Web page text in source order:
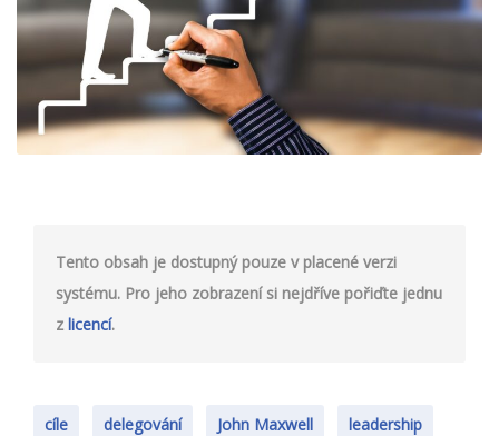
Tento obsah je dostupný pouze v placené verzi
systému. Pro jeho zobrazení si nejdříve pořiďte jednu
z licencí.
cíle delegování John Maxwell leadership